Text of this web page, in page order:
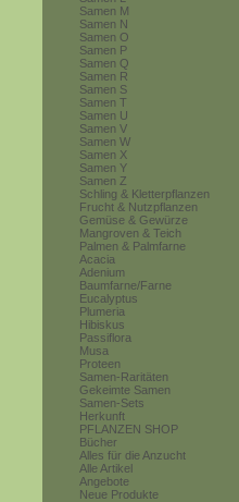
Samen M
Samen N
Samen O
Samen P
Samen Q
Samen R
Samen S
Samen T
Samen U
Samen V
Samen W
Samen X
Samen Y
Samen Z
Schling & Kletterpflanzen
Frucht & Nutzpflanzen
Gemüse & Gewürze
Mangroven & Teich
Palmen & Palmfarne
Acacia
Adenium
Baumfarne/Farne
Eucalyptus
Plumeria
Hibiskus
Passiflora
Musa
Proteen
Samen-Raritäten
Gekeimte Samen
Samen-Sets
Herkunft
PFLANZEN SHOP
Bücher
Alles für die Anzucht
Alle Artikel
Angebote
Neue Produkte